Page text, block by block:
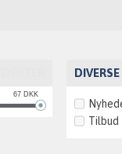
67DKK
DIVERSE
Tilbud